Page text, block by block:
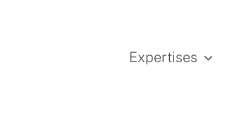
Expertises